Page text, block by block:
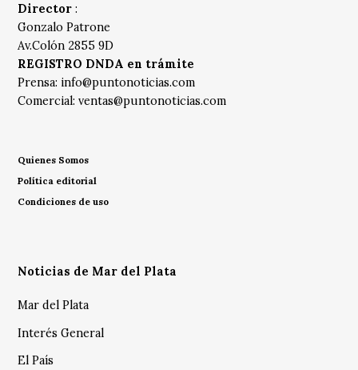
Director :
Gonzalo Patrone
Av.Colón 2855 9D
REGISTRO DNDA en trámite
Prensa: info@puntonoticias.com
Comercial:ventas@puntonoticias.com
Quienes Somos
Política editorial
Condiciones de uso
Noticias de Mar del Plata
Mar del Plata
Interés General
El País